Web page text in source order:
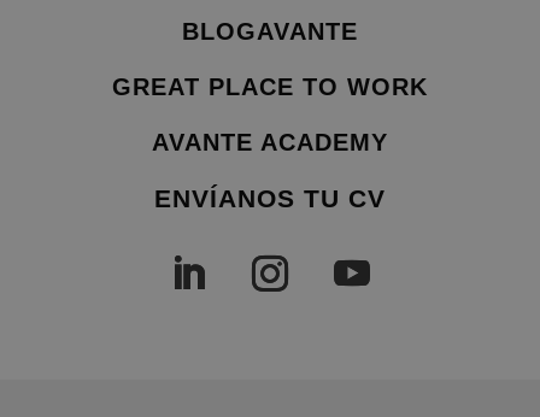
BLOGAVANTE
GREAT PLACE TO WORK
AVANTE ACADEMY
ENVÍANOS TU CV